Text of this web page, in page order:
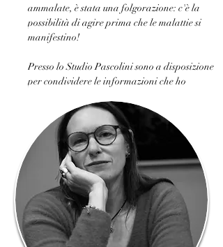
ammalate, è stata una folgorazione: c'è la
possibilità di agire prima che le malattie si
manifestino!
Presso lo Studio Pascolini sono a disposizione
per condividere le informazioni che ho
personalizzati.